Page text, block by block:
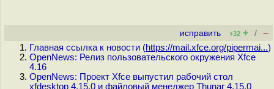
исправить +32 + / –
Главная ссылка к новости (https://mail.xfce.org/pipermai...)
OpenNews: Релиз пользовательского окружения Xfce
4.16
OpenNews: Проект Xfce выпустил рабочий стол
xfdesktop 4.15.0 и файловый менеджер Thunar 4.15.0